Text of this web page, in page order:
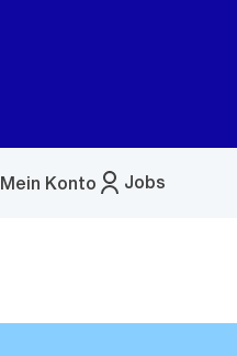
Jobs
Mein Konto
Menü